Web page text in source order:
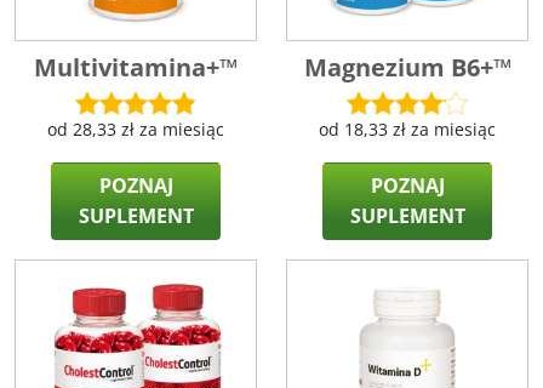
Multivitamina+™
od 28,33 zł za miesiąc
POZNAJ
SUPLEMENT
Magnezium B6+™
od 18,33 zł za miesiąc
POZNAJ
SUPLEMENT